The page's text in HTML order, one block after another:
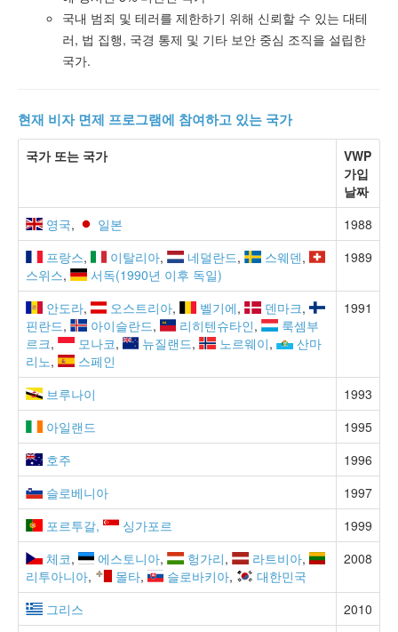
국내 범죄 및 테러를 제한하기 위해 신뢰할 수 있는 대테
러, 법 집행, 국경 통제 및 기타 보안 중심 조직을 설립한
국가.
현재 비자 면제 프로그램에 참여하고 있는 국가
국가 또는 국가
VWP
가입
날짜
영국, 일본
1988
프랑스, 이탈리아, 네덜란드, 스웨덴,
스위스, 서독(1990년 이후 독일)
1989
안도라, 오스트리아, 벨기에, 덴마크,
핀란드, 아이슬란드, 리히텐슈타인,
룩셈부
르크, 모나코, 뉴질랜드, 노르웨이,
산마
리노, 스페인
1991
브루나이
1993
아일랜드
1995
호주
1996
슬로베니아
1997
포르투갈, 싱가포르
1999
체코, 에스토니아, 헝가리, 라트비아,
리투아니아, 몰타, 슬로바키아, 대한민국
2008
그리스
2010